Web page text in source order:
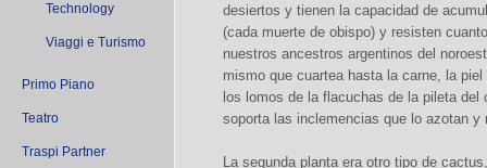
Technology
Viaggi e Turismo
Primo Piano
Teatro
Traspi Partner
desiertos y tienen la capacidad de
(cada muerte de obispo) y resisten
nuestros ancestros argentinos del
mismo que cuartea hasta la carne, la
los lomos de la flacuchas de la pileta
soporta las inclemencias que lo azotan y
La segunda planta era otro tipo de